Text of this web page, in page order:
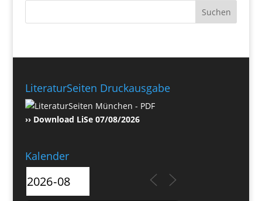
LiteraturSeiten Druckausgabe
›› Download LiSe 07/08/2026
Kalender